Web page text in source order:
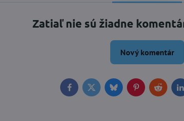
Zatiaľ nie sú žiadne
Nový komentár
FacebookTwitterBlueskyPinterestReddit